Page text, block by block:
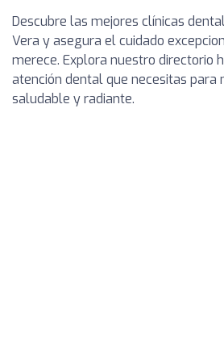
Descubre las mejores clínicas
Vera y asegura el cuidado
merece. Explora nuestro directorio
atención dental que necesitas para
saludable y radiante.